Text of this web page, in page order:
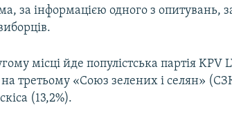
за інформацією одного з опитувань,
місці йде популістська партія
на третьому «Союз зелених і селян»
(13,2%).